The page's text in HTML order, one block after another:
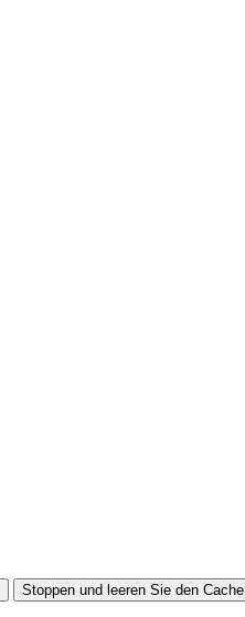
Stoppen und leeren Sie den Cache.